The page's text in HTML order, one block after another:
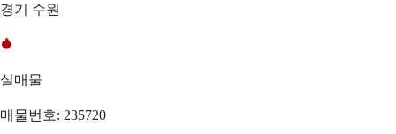
경기 수원
실매물
매물번호: 235720